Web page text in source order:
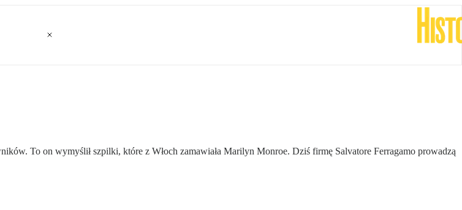
To on wymyślił szpilki, które z Włoch zamawiała Marilyn Monroe. Dziś firmę Salvatore Ferragamo prowadzą